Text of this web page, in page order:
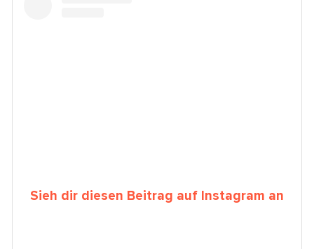
Sieh dir diesen Beitrag auf Instagram an